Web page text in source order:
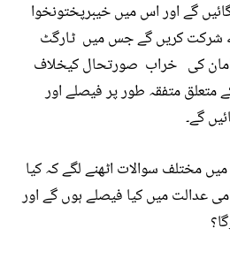
گے اور اس میں خیبرپختونخوا
شرکت کریں گے جس میں ٹارگٹ
امان کی خراب صورتحال کیخلاف
متعلق متفقہ طور پر فیصلے اور
گے۔
مختلف سوالات اٹھنے لگے کہ کیا
عوامی عدالت میں کیا فیصلے ہوں گے اور